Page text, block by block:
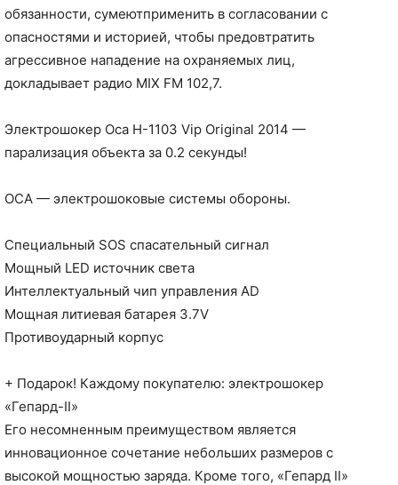
обязанности, сумеютприменить в согласовании с
опасностями и историей, чтобы предовтратить
агрессивное нападение на охраняемых лиц,
докладывает радио MIX FM 102,7.
Электрошокер Оса H-1103 Vip Original 2014 —
парализация объекта за 0.2 секунды!
ОСА — электрошоковые системы обороны.
Специальный SOS спасательный сигнал
Мощный LED источник света
Интеллектуальный чип управления AD
Мощная литиевая батарея 3.7V
Противоударный корпус
+ Подарок! Каждому покупателю: электрошокер
«Гепард-II»
Его несомненным преимуществом является
инновационное сочетание небольших размеров с
высокой мощностью заряда. Кроме того, «Гепард II»